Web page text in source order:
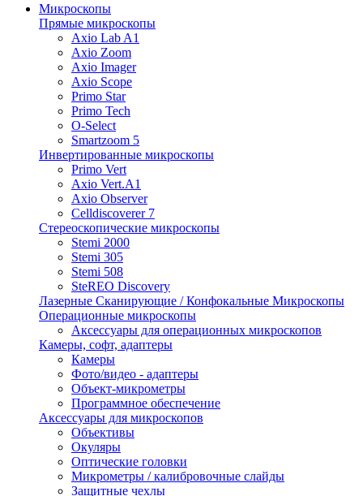
Микроскопы
Прямые микроскопы
Axio Lab A1
Axio Zoom
Axio Imager
Axio Scope
Primo Star
Primo Tech
O-Select
Smartzoom 5
Инвертированные микроскопы
Primo Vert
Axio Vert.A1
Axio Observer
Celldiscoverer 7
Стереоскопические микроскопы
Stemi 2000
Stemi 305
Stemi 508
SteREO Discovery
Лазерные Сканирующие / Конфокальные Микроскопы
Операционные микроскопы
Аксессуары для операционных микроскопов
Камеры, софт, адаптеры
Камеры
Фото/видео - адаптеры
Объект-микрометры
Программное обеспечение
Аксессуары для микроскопов
Объективы
Окуляры
Оптические головки
Микрометры / калибровочные слайды
Защитные чехлы